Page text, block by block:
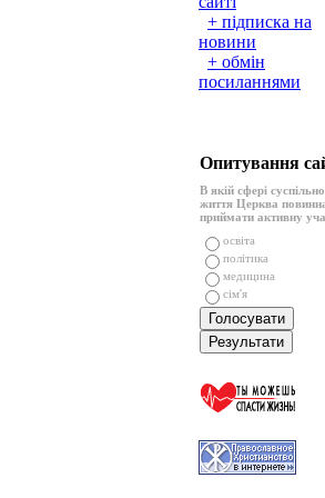
+ підписка на
новини
+ обмін
посиланнями
Опитування
В якій сфері
життя Церква
приймати активну
освіта
політика
медицина
сім'я